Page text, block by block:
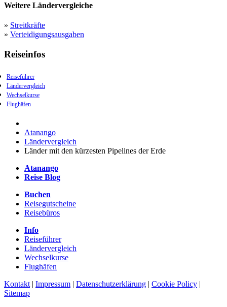
Weitere Ländervergleiche
» Streitkräfte
» Verteidigungsausgaben
Reiseinfos
Reiseführer
Ländervergleich
Wechselkurse
Flughäfen
Atanango
Ländervergleich
Länder mit den kürzesten Pipelines der Erde
Atanango
Reise Blog
Buchen
Reisegutscheine
Reisebüros
Info
Reiseführer
Ländervergleich
Wechselkurse
Flughäfen
Kontakt | Impressum | Datenschutzerklärung | Cookie Policy |
Sitemap